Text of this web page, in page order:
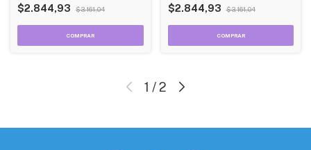
$2.844,93 $3.161,04 $2.844,93 $3.161,04
1 /2